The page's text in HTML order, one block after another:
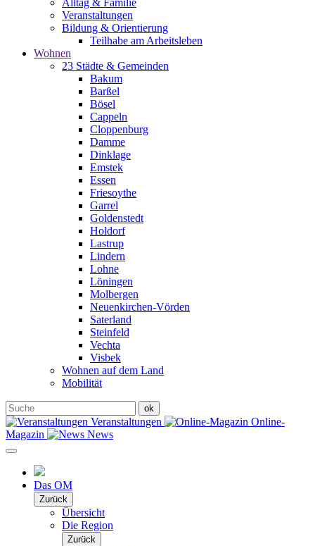
Alltag & Familie
Veranstaltungen
Bildung & Orientierung
Teilhabe am Arbeitsleben
Wohnen
23 Städte & Gemeinden
Bakum
Barßel
Bösel
Cappeln
Cloppenburg
Damme
Dinklage
Emstek
Essen
Friesoythe
Garrel
Goldenstedt
Holdorf
Lastrup
Lindern
Lohne
Löningen
Molbergen
Neuenkirchen-Vörden
Saterland
Steinfeld
Vechta
Visbek
Wohnen auf dem Land
Mobilität
Veranstaltungen
Online-
Magazin
News
Das OM
Zurück
Übersicht
Die Region
Zurück